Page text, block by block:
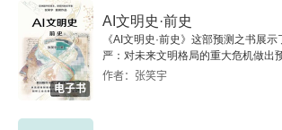
2.修辞学派与其他史家
第二章 古典史学（Ⅱ）
一、从城邦到帝国
电子书
AI文明史·前史
《AI文明史·前史》这部预测之书展
严：对未来文明格局的重大危机做出
智慧的选择。
作者：张笑宇